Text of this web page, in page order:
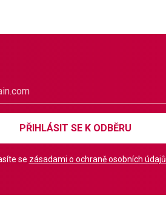
PŘIHLÁSIT SE K ODBĚRU
se zásadami o ochraně osobních údajů.